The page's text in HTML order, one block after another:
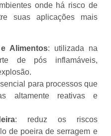
onde há risco de
suas aplicações mais
Alimentos: utilizada na
de pós inflamáveis,
para processos que
altamente reativas e
: reduz os riscos
de poeira de serragem e